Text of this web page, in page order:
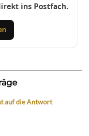
ins Postfach.
auf die Antwort